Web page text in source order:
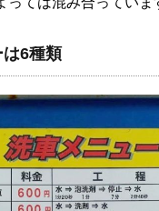
6種類